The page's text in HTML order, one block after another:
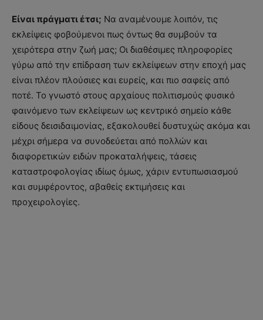
Είναι πράγματι έτσι; Να αναμένουμε λοιπόν, τις
εκλείψεις φοβούμενοι πως όντως θα συμβούν τα
χειρότερα στην ζωή μας; Οι διαθέσιμες πληροφορίες
γύρω από την επίδραση των εκλείψεων στην εποχή μας
είναι πλέον πλούσιες και ευρείς, και πιο σαφείς από
ποτέ. Το γνωστό στους αρχαίους πολιτισμούς φυσικό
φαινόμενο των εκλείψεων ως κεντρικό σημείο κάθε
είδους δεισιδαιμονίας, εξακολουθεί δυστυχώς ακόμα και
μέχρι σήμερα να συνοδεύεται από πολλών και
διαφορετικών ειδών προκαταλήψεις, τάσεις
καταστροφολογίας ιδίως όμως, χάριν εντυπωσιασμού
και συμφέροντος, αβαθείς εκτιμήσεις και
προχειρολογίες.